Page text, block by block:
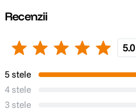
Recenzii
5.0
5 stele
4 stele
3 stele